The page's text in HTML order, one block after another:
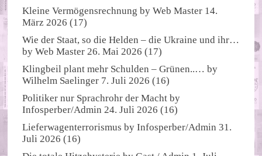
Kleine Vermögensrechnung byWeb Master 14.
März 2026 (17)
Wie der Staat, so die Helden – die Ukraine und ihr…
byWeb Master 26. Mai 2026 (17)
Klingbeil plant mehr Schulden – Grünen..… by
Wilhelm Saelinger 7. Juli 2026 (16)
Politiker nur Sprachrohr der Macht by
Infosperber/Admin 24. Juli 2026 (16)
Lieferwagenterrorismus byInfosperber/Admin 31.
Juli 2026 (16)